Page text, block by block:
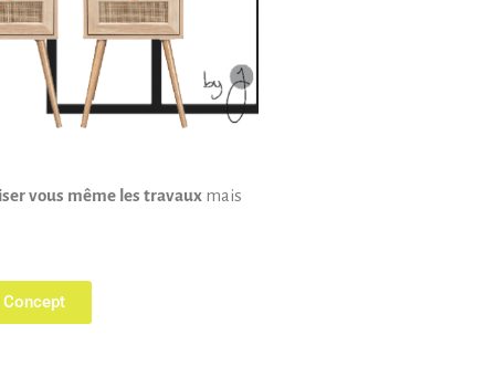
vous même les travaux mais